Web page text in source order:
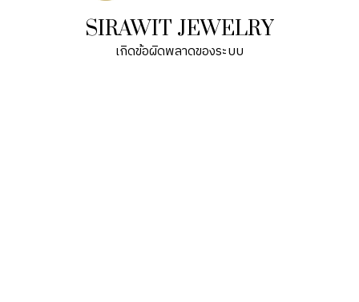
SIRAWIT JEWELRY
เกิดข้อผิดพลาดของระบบ